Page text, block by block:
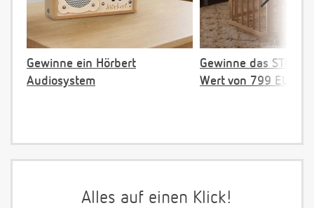
Gewinne ein Hörbert
Audiosystem
Gewinne das
Wert von 799 EUR
Alles auf einen Klick!